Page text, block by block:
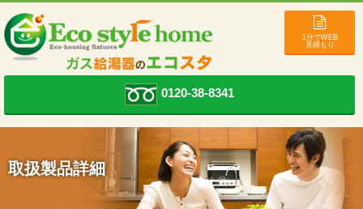
1分でWEB
見積もり
0120-38-8341
取扱製品詳細